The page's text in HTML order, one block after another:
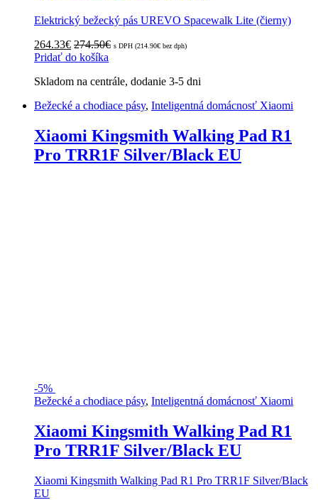
Elektrický bežecký pás UREVO Spacewalk Lite (čierny)
264.33€ 274.50€ s DPH (214.90€ bez dph)
Pridať do košíka
Skladom na centrále, dodanie 3-5 dni
Bežecké a chodiace pásy, Inteligentná domácnosť Xiaomi
Xiaomi Kingsmith Walking Pad R1
Pro TRR1F Silver/Black EU
-5%
Bežecké a chodiace pásy, Inteligentná domácnosť Xiaomi
Xiaomi Kingsmith Walking Pad R1
Pro TRR1F Silver/Black EU
Xiaomi Kingsmith Walking Pad R1 Pro TRR1F Silver/Black
EU